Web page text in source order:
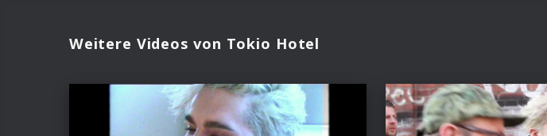
Weitere Videos von Tokio Hotel